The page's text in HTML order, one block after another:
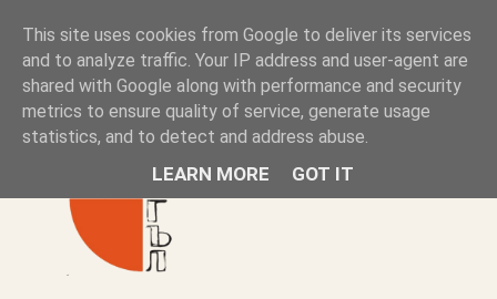
Книжен ъгъл
Блог на книжарницата — класации, откъси, нови книги
ул. „Оборище" 117, София· пон–пет 10:00–19:00 ·
This site uses cookies from Google to deliver its services
and to analyze traffic. Your IP address and user-agent are
shared with Google along with performance and security
metrics to ensure quality of service, generate usage
statistics, and to detect and address abuse.
LEARN MORE GOT IT